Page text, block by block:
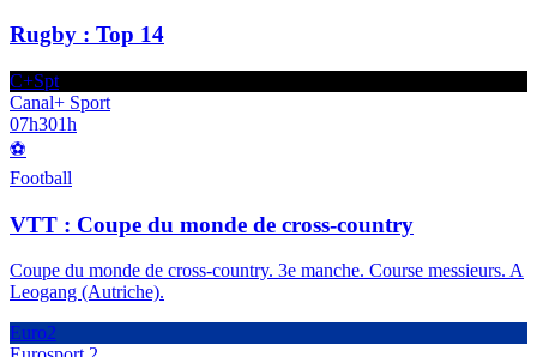
Rugby : Top 14
C+Spt
Canal+ Sport
07h301h
⚽
Football
VTT : Coupe du monde de cross-country
Coupe du monde de cross-country. 3e manche. Course messieurs. A
Leogang (Autriche).
Euro2